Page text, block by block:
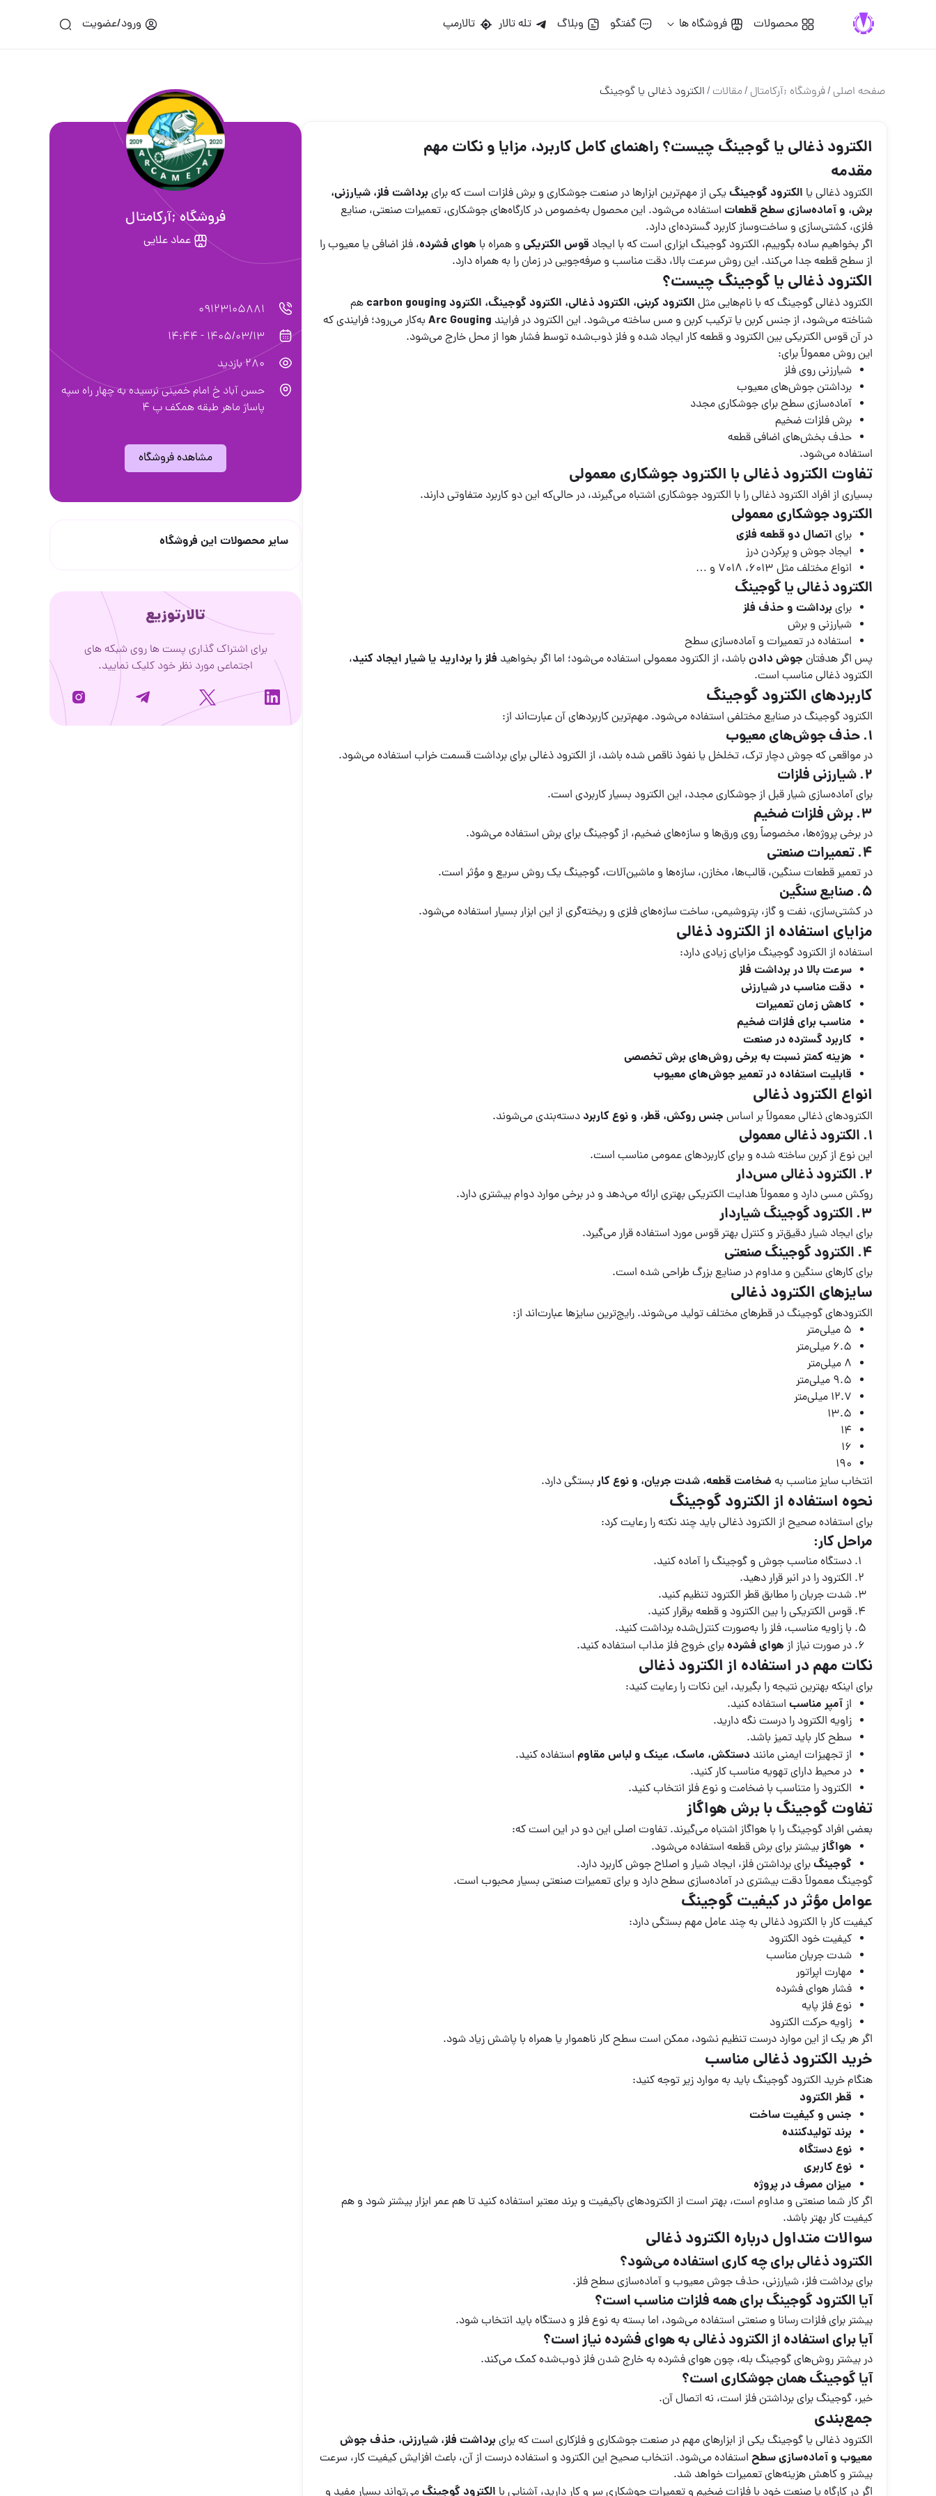
محصولات فروشگاه ها گفتگو وبلاگ تله تالار تالارمپ ورود/عضویت
صفحه اصلی/فروشگاه ;آركامتال /مقالات/الکترود ذغالی یا گوجینگ
الکترود ذغالی یا گوجینگ چیست؟ راهنمای کامل کاربرد، مزایا و نکات مهم
مقدمه
الکترود ذغالی یا الکترود گوجینگیکی از مهم‌ترین ابزارها در صنعت جوشکاری و برش فلزات است که برایبرداشت فلز، شیارزنی،
برش، و آماده‌سازی سطح قطعات استفاده می‌شود. این محصول به‌خصوص در کارگاه‌های جوشکاری، تعمیرات صنعتی، صنایع
فلزی، کشتی‌سازی و ساخت‌وساز کاربرد گسترده‌ای دارد.
اگر بخواهیم ساده بگوییم، الکترود گوجینگ ابزاری است که با ایجاد قوس الکتریکی و همراه با هوای فشرده، فلز اضافی یا معیوب را
از سطح قطعه جدا می‌کند. این روش سرعت بالا، دقت مناسب و صرفه‌جویی در زمان را به همراه دارد.
الکترود ذغالی یا گوجینگ چیست؟
الکترود ذغالی گوجینگ که با نام‌هایی مثل الکترود کربنی، الکترود ذغالی، الکترود گوجینگ، الکترود carbon gouging
هم
شناخته می‌شود، از جنس کربن یا ترکیب کربن و مس ساخته می‌شود. این الکترود در فرایند Arc Gouging به‌کار می‌رود؛ فرایندی که
در آن قوس الکتریکی بین الکترود و قطعه کار ایجاد شده و فلز ذوب‌شده توسط فشار هوا از محل خارج می‌شود.
این روش معمولاً برای:
شیارزنی روی فلز
برداشتن جوش‌های معیوب
آماده‌سازی سطح برای جوشکاری مجدد
برش فلزات ضخیم
حذف بخش‌های اضافی قطعه
استفاده می‌شود.
تفاوت الکترود ذغالی با الکترود جوشکاری معمولی
بسیاری از افراد الکترود ذغالی را با الکترود جوشکاری اشتباه می‌گیرند، در حالی‌که این دو کاربرد متفاوتی دارند.
الکترود جوشکاری معمولی
برای اتصال دو قطعه فلزی
ایجاد جوش و پرکردن درز
انواع مختلف مثل 6013، 7018 و …
الکترود ذغالی یا گوجینگ
برایبرداشت و حذف فلز
شیارزنی و برش
استفاده در تعمیرات و آماده‌سازی سطح
پس اگر هدفتان جوش دادن باشد، از الکترود معمولی استفاده می‌شود؛ اما اگر بخواهید فلز را بردارید یا شیار ایجاد کنید،
الکترود ذغالی مناسب است.
کاربردهای الکترود گوجینگ
الکترود گوجینگ در صنایع مختلفی استفاده می‌شود. مهم‌ترین کاربردهای آن عبارت‌اند از:
1. حذف جوش‌های معیوب
در مواقعی که جوش دچار ترک، تخلخل یا نفوذ ناقص شده باشد، از الکترود ذغالی برای برداشت قسمت خراب استفاده می‌شود.
2. شیارزنی فلزات
برای آماده‌سازی شیار قبل از جوشکاری مجدد، این الکترود بسیار کاربردی است.
3. برش فلزات ضخیم
در برخی پروژه‌ها، مخصوصاً روی ورق‌ها و سازه‌های ضخیم، از گوجینگ برای برش استفاده می‌شود.
4. تعمیرات صنعتی
در تعمیر قطعات سنگین، قالب‌ها، مخازن، سازه‌ها و ماشین‌آلات، گوجینگ یک روش سریع و مؤثر است.
5. صنایع سنگین
در کشتی‌سازی، نفت و گاز، پتروشیمی، ساخت سازه‌های فلزی و ریخته‌گری از این ابزار بسیار استفاده می‌شود.
مزایای استفاده از الکترود ذغالی
استفاده از الکترود گوجینگ مزایای زیادی دارد:
سرعت بالا در برداشت فلز
دقت مناسب در شیارزنی
کاهش زمان تعمیرات
مناسب برای فلزات ضخیم
کاربرد گسترده در صنعت
هزینه کمتر نسبت به برخی روش‌های برش تخصصی
قابلیت استفاده در تعمیر جوش‌های معیوب
انواع الکترود ذغالی
الکترودهای ذغالی معمولاً بر اساس جنس روکش، قطر، و نوع کاربرد دسته‌بندی می‌شوند.
1. الکترود ذغالی معمولی
این نوع از کربن ساخته شده و برای کاربردهای عمومی مناسب است.
2. الکترود ذغالی مس‌دار
روکش مسی دارد و معمولاً هدایت الکتریکی بهتری ارائه می‌دهد و در برخی موارد دوام بیشتری دارد.
3. الکترود گوجینگ شیاردار
برای ایجاد شیار دقیق‌تر و کنترل بهتر قوس مورد استفاده قرار می‌گیرد.
4. الکترود گوجینگ صنعتی
برای کارهای سنگین و مداوم در صنایع بزرگ طراحی شده است.
سایزهای الکترود ذغالی
الکترودهای گوجینگ در قطرهای مختلف تولید می‌شوند. رایج‌ترین سایزها عبارت‌اند از:
5 میلی‌متر
6.5 میلی‌متر
8 میلی‌متر
9.5 میلی‌متر
12.7 میلی‌متر
13.5
14
16
190
انتخاب سایز مناسب به ضخامت قطعه، شدت جریان، و نوع کار بستگی دارد.
نحوه استفاده از الکترود گوجینگ
برای استفاده صحیح از الکترود ذغالی باید چند نکته را رعایت کرد:
مراحل کار:
دستگاه مناسب جوش و گوجینگ را آماده کنید.
الکترود را در انبر قرار دهید.
شدت جریان را مطابق قطر الکترود تنظیم کنید.
قوس الکتریکی را بین الکترود و قطعه برقرار کنید.
با زاویه مناسب، فلز را به‌صورت کنترل‌شده برداشت کنید.
در صورت نیاز از هوای فشردهبرای خروج فلز مذاب استفاده کنید.
نکات مهم در استفاده از الکترود ذغالی
برای اینکه بهترین نتیجه را بگیرید، این نکات را رعایت کنید:
ازآمپر مناسب استفاده کنید.
زاویه الکترود را درست نگه دارید.
سطح کار باید تمیز باشد.
از تجهیزات ایمنی مانند دستکش، ماسک، عینک و لباس مقاوم استفاده کنید.
در محیط دارای تهویه مناسب کار کنید.
الکترود را متناسب با ضخامت و نوع فلز انتخاب کنید.
تفاوت گوجینگ با برش هواگاز
بعضی افراد گوجینگ را با هواگاز اشتباه می‌گیرند. تفاوت اصلی این دو در این است که:
هواگازبیشتر برای برش قطعه استفاده می‌شود.
گوجینگبرای برداشتن فلز، ایجاد شیار و اصلاح جوش کاربرد دارد.
گوجینگ معمولاً دقت بیشتری در آماده‌سازی سطح دارد و برای تعمیرات صنعتی بسیار محبوب است.
عوامل مؤثر در کیفیت گوجینگ
کیفیت کار با الکترود ذغالی به چند عامل مهم بستگی دارد:
کیفیت خود الکترود
شدت جریان مناسب
مهارت اپراتور
فشار هوای فشرده
نوع فلز پایه
زاویه حرکت الکترود
اگر هر یک از این موارد درست تنظیم نشود، ممکن است سطح کار ناهموار یا همراه با پاشش زیاد شود.
خرید الکترود ذغالی مناسب
هنگام خرید الکترود گوجینگ باید به موارد زیر توجه کنید:
قطر الکترود
جنس و کیفیت ساخت
برند تولیدکننده
نوع دستگاه
نوع کاربری
میزان مصرف در پروژه
اگر کار شما صنعتی و مداوم است، بهتر است از الکترودهای باکیفیت و برند معتبر استفاده کنید تا هم عمر ابزار بیشتر شود و هم
کیفیت کار بهتر باشد.
سوالات متداول درباره الکترود ذغالی
الکترود ذغالی برای چه کاری استفاده می‌شود؟
برای برداشت فلز، شیارزنی، حذف جوش معیوب و آماده‌سازی سطح فلز.
آیا الکترود گوجینگ برای همه فلزات مناسب است؟
بیشتر برای فلزات رسانا و صنعتی استفاده می‌شود، اما بسته به نوع فلز و دستگاه باید انتخاب شود.
آیا برای استفاده از الکترود ذغالی به هوای فشرده نیاز است؟
در بیشتر روش‌های گوجینگ بله، چون هوای فشرده به خارج شدن فلز ذوب‌شده کمک می‌کند.
آیا گوجینگ همان جوشکاری است؟
خیر، گوجینگ برای برداشتن فلز است، نه اتصال آن.
جمع‌بندی
الکترود ذغالی یا گوجینگ یکی از ابزارهای مهم در صنعت جوشکاری و فلزکاری است که برایبرداشت فلز، شیارزنی، حذف جوش
معیوب و آماده‌سازی سطح استفاده می‌شود. انتخاب صحیح این الکترود و استفاده درست از آن، باعث افزایش کیفیت کار، سرعت
بیشتر و کاهش هزینه‌های تعمیرات خواهد شد.
اگر در کارگاه یا صنعت خود با فلزات ضخیم و تعمیرات جوشکاری سر و کار دارید، آشنایی با الکترود گوجینگمی‌تواند بسیار مفید و
فروشگاه ;آركامتال
عماد علایی
09123105881
1405/03/13 - 14:44
280 بازدید
حسن آباد خ امام خميني نرسیده به چهار راه سپه
پاساژ ماهر طبقه همکف پ 4
مشاهده فروشگاه
سایر محصولات این فروشگاه
تالارتوزیع
برای اشتراک گذاری پست ها روی شبکه های
اجتماعی مورد نظر خود کلیک نمایید.